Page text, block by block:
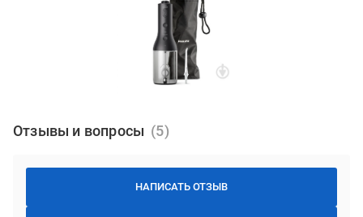
Отзывы и вопросы
НАПИСАТЬ ОТЗЫВ